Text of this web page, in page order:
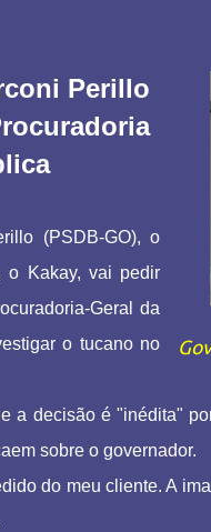
Perillo
(PSDB-GO), o
o Kakay, vai pedir
Geral da
o tucano no
a decisão é "inédita"
sobre o governador.
do meu cliente. A